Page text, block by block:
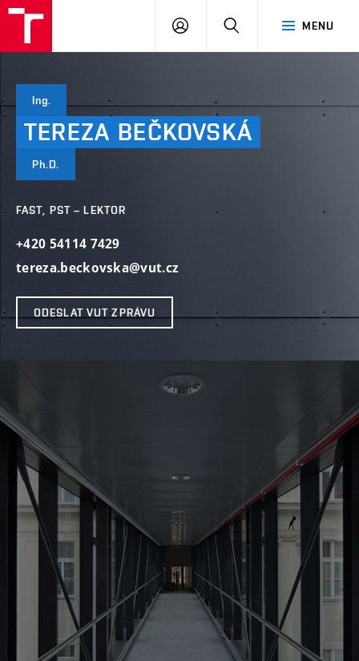
MENU
PŘIHLÁSIT
Ing.
TEREZA BEČKOVSKÁ
Ph.D.
FAST, PST – LEKTOR
+420 54114 7429
tereza.beckovska@vut.cz
ODESLAT VUT ZPRÁVU